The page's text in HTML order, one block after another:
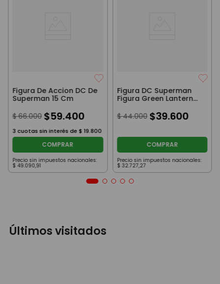
Figura De Accion DC De
Superman 15 Cm
$ 66.000 $59.400
3 cuotas sin interés de $19.800
COMPRAR
Precio sin impuestos nacionales:
$ 49.090,91
Figura DC Superman
Figura Green Lantern
30 Cm
$ 44.000 $39.600
COMPRAR
Precio sin impuestos nacionales:
$ 32.727,27
Últimos visitados